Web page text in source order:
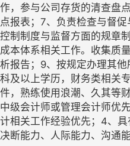
作，参与公司存货的清查盘
点报表；7、负责检查与督
控制制度与监督方面的规章
成本体系相关工作。收集质
析报告；9、按规定办理其
科及以上学历，财务类相关
件，熟练使用浪潮、久其等
中级会计师或管理会计师优
计相关工作经验优先；4、
决断能力、人际能力、沟通